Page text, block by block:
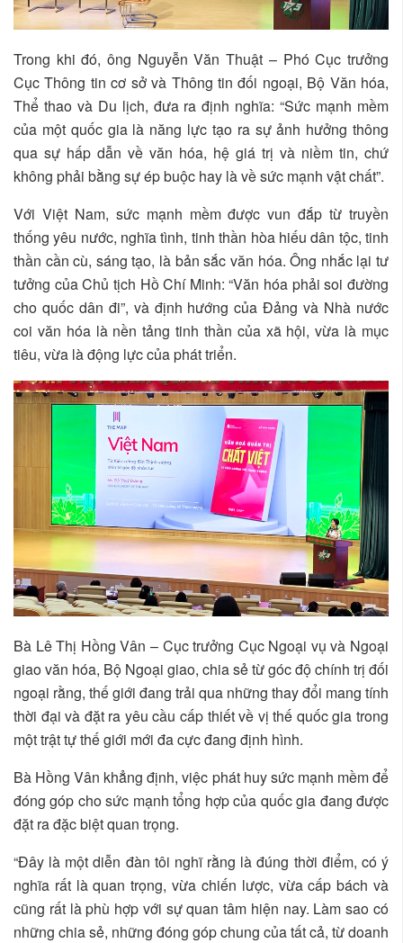
Trong khi đó, ông Nguyễn Văn Thuật – Phó Cục trưởng
Cục Thông tin cơ sở và Thông tin đối ngoại, Bộ Văn hóa,
Thể thao và Du lịch, đưa ra định nghĩa: “Sức mạnh mềm
của một quốc gia là năng lực tạo ra sự ảnh hưởng thông
qua sự hấp dẫn về văn hóa, hệ giá trị và niềm tin, chứ
không phải bằng sự ép buộc hay là về sức mạnh vật chất”.
Với Việt Nam, sức mạnh mềm được vun đắp từ truyền
thống yêu nước, nghĩa tình, tinh thần hòa hiếu dân tộc, tinh
thần cần cù, sáng tạo, là bản sắc văn hóa. Ông nhắc lại tư
tưởng của Chủ tịch Hồ Chí Minh: “Văn hóa phải soi đường
cho quốc dân đi”, và định hướng của Đảng và Nhà nước
coi văn hóa là nền tảng tinh thần của xã hội, vừa là mục
tiêu, vừa là động lực của phát triển.
Bà Lê Thị Hồng Vân – Cục trưởng Cục Ngoại vụ và Ngoại
giao văn hóa, Bộ Ngoại giao, chia sẻ từ góc độ chính trị đối
ngoại rằng, thế giới đang trải qua những thay đổi mang tính
thời đại và đặt ra yêu cầu cấp thiết về vị thế quốc gia trong
một trật tự thế giới mới đa cực đang định hình.
Bà Hồng Vân khẳng định, việc phát huy sức mạnh mềm để
đóng góp cho sức mạnh tổng hợp của quốc gia đang được
đặt ra đặc biệt quan trọng.
“Đây là một diễn đàn tôi nghĩ rằng là đúng thời điểm, có ý
nghĩa rất là quan trọng, vừa chiến lược, vừa cấp bách và
cũng rất là phù hợp với sự quan tâm hiện nay. Làm sao có
những chia sẻ, những đóng góp chung của tất cả, từ doanh